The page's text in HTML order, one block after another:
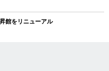
館をリニューアル